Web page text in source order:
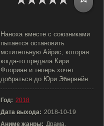
Наноха вместе с союзниками
пытается остановить
мстительную Айрис, которая
когда-то предала Кири
Флориан и теперь хочет
добраться до Юри Эбервейн
Год: 2018
Дата выхода: 2018-10-19
Аниме жанры: Драма,